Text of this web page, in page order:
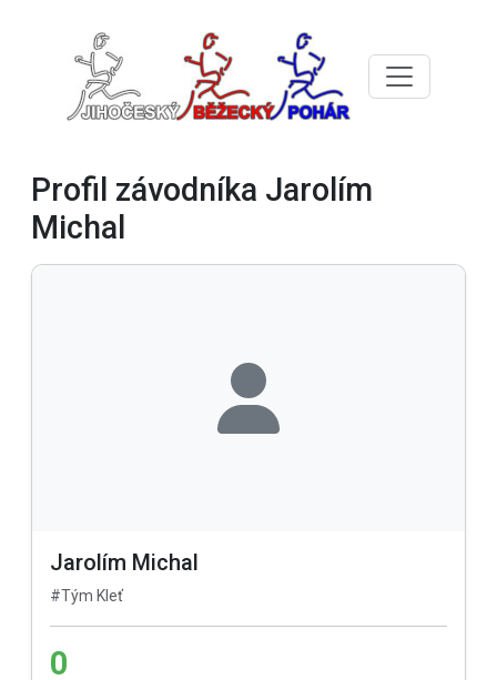
Profil závodníka Jarolím
Michal
Jarolím Michal
#Tým Kleť
0